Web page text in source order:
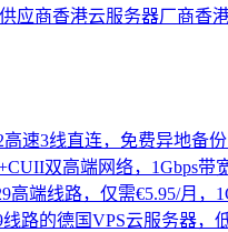
应商香港云服务器厂商香
速3线直连，免费异地备
双高端网络，1Gbps带
高端线路，仅需€5.95/月，
路的德国VPS云服务器，